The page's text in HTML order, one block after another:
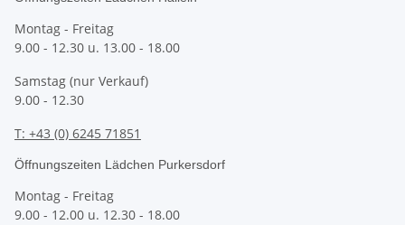
Montag - Freitag
9.00 - 12.30 u. 13.00 - 18.00
Samstag (nur Verkauf)
9.00 - 12.30
T: +43 (0) 6245 71851
Öffnungszeiten Lädchen Purkersdorf
Montag - Freitag
9.00 - 12.00 u. 12.30 - 18.00